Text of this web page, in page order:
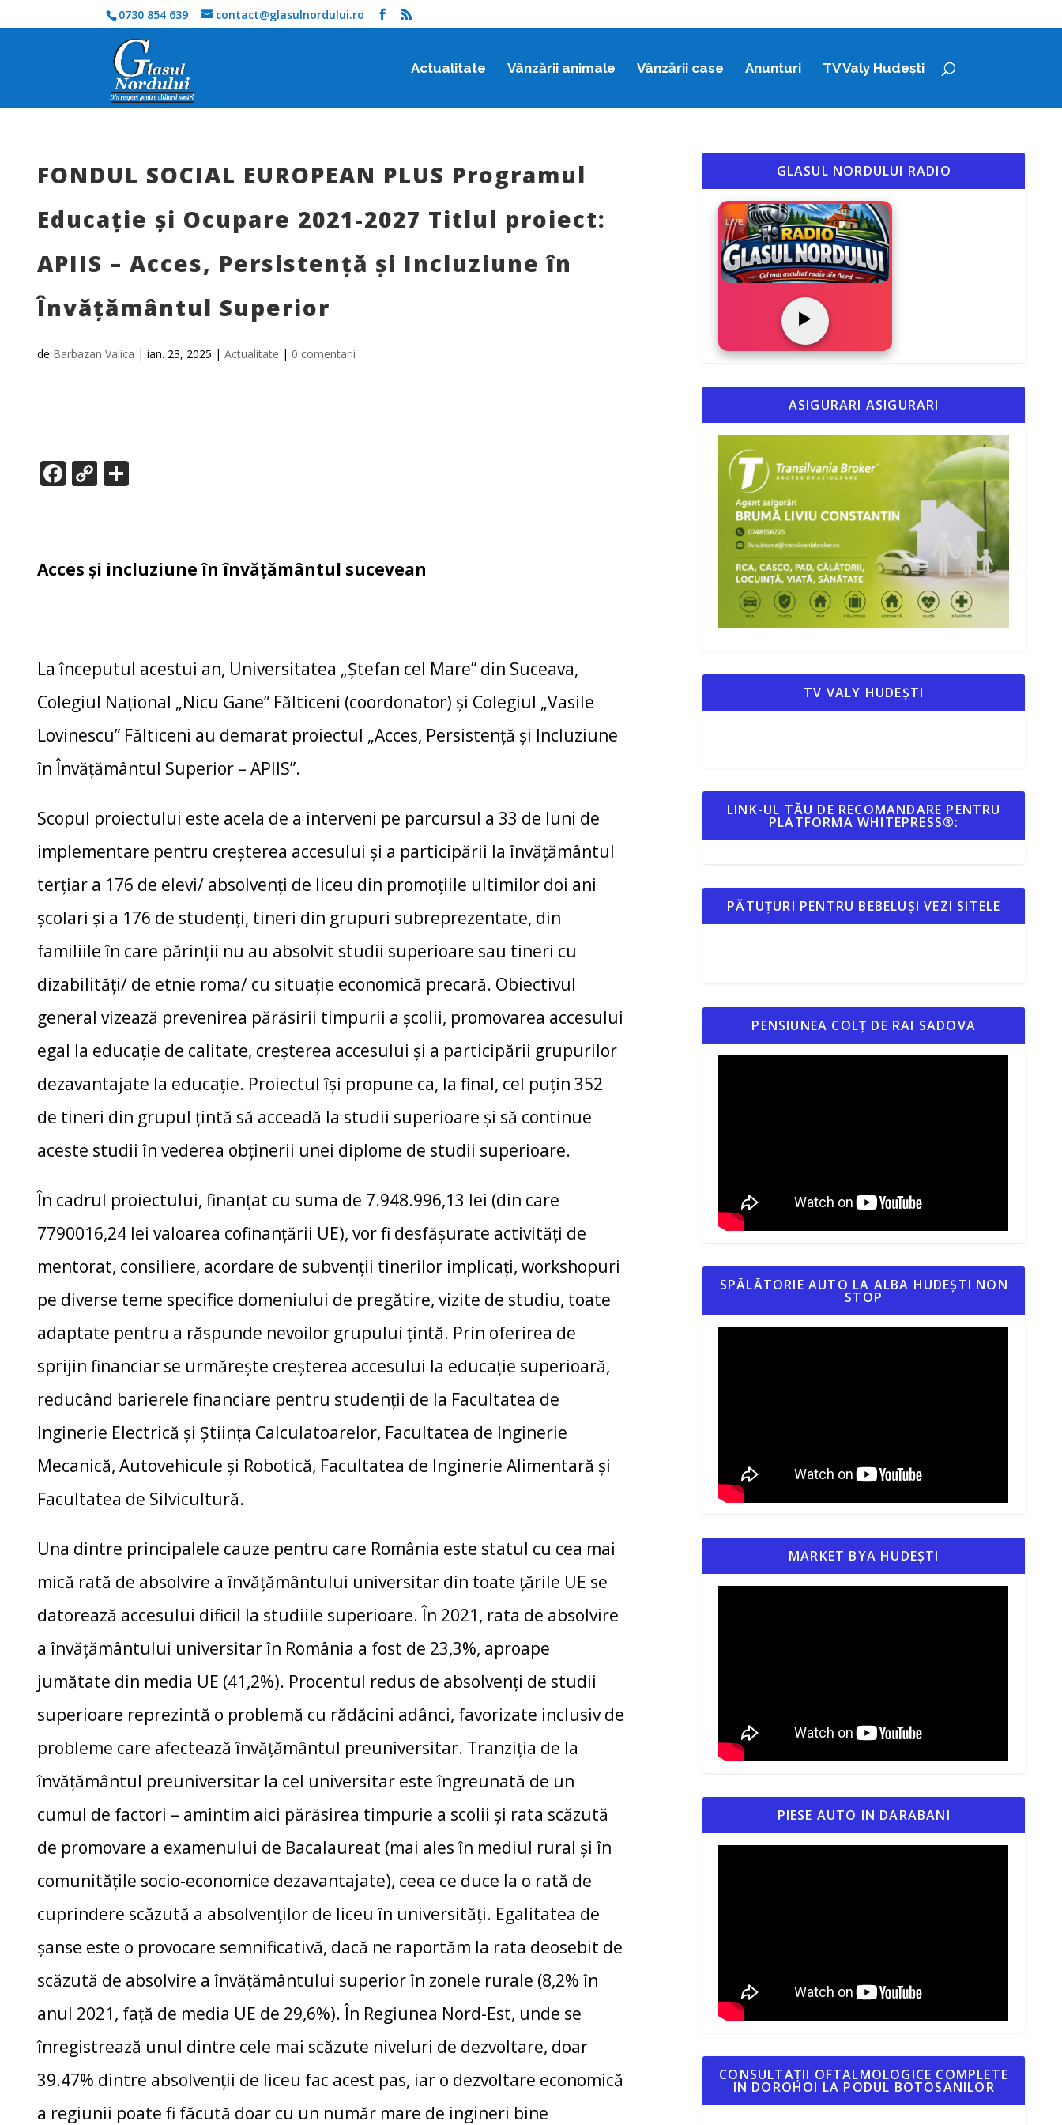
0730 854 639 contact@glasulnordului.ro
Actualitate Vânzării animale Vânzării case Anunturi TV Valy Hudești
FONDUL SOCIAL EUROPEAN PLUS Programul
Educație și Ocupare 2021-2027 Titlul proiect:
APIIS – Acces, Persistență și Incluziune în
Învățământul Superior
de Barbazan Valica |ian. 23, 2025 |Actualitate | 0 comentarii
F
o
C
Li az
Acces și incluziune în învățământul sucevean
La începutul acestui an, Universitatea „Ștefan cel Mare” din Suceava,
Colegiul Național „Nicu Gane” Fălticeni (coordonator) și Colegiul „Vasile
Lovinescu” Fălticeni au demarat proiectul „Acces, Persistență și Incluziune
în Învățământul Superior – APIIS”.
Scopul proiectului este acela de a interveni pe parcursul a 33 de luni de
implementare pentru creșterea accesului și a participării la învățământul
terțiar a 176 de elevi/ absolvenți de liceu din promoțiile ultimilor doi ani
școlari și a 176 de studenți, tineri din grupuri subreprezentate, din
familiile în care părinții nu au absolvit studii superioare sau tineri cu
dizabilități/ de etnie roma/ cu situație economică precară. Obiectivul
general vizează prevenirea părăsirii timpurii a școlii, promovarea accesului
egal la educație de calitate, creșterea accesului și a participării grupurilor
dezavantajate la educație. Proiectul își propune ca, la final, cel puțin 352
de tineri din grupul țintă să acceadă la studii superioare și să continue
aceste studii în vederea obținerii unei diplome de studii superioare.
În cadrul proiectului, finanțat cu suma de 7.948.996,13 lei (din care
7790016,24 lei valoarea cofinanțării UE), vor fi desfășurate activități de
mentorat, consiliere, acordare de subvenții tinerilor implicați, workshopuri
pe diverse teme specifice domeniului de pregătire, vizite de studiu, toate
adaptate pentru a răspunde nevoilor grupului țintă. Prin oferirea de
sprijin financiar se urmărește creșterea accesului la educație superioară,
reducând barierele financiare pentru studenții de la Facultatea de
Inginerie Electrică și Știința Calculatoarelor, Facultatea de Inginerie
Mecanică, Autovehicule și Robotică, Facultatea de Inginerie Alimentară și
Facultatea de Silvicultură.
Una dintre principalele cauze pentru care România este statul cu cea mai
mică rată de absolvire a învăţământului universitar din toate țările UE se
datorează accesului dificil la studiile superioare. În 2021, rata de absolvire
a învăţământului universitar în România a fost de 23,3%, aproape
jumătate din media UE (41,2%). Procentul redus de absolvenți de studii
superioare reprezintă o problemă cu rădăcini adânci, favorizate inclusiv de
probleme care afectează învățământul preuniversitar. Tranziția de la
învățământul preuniversitar la cel universitar este îngreunată de un
cumul de factori – amintim aici părăsirea timpurie a scolii și rata scăzută
de promovare a examenului de Bacalaureat (mai ales în mediul rural și în
comunitățile socio-economice dezavantajate), ceea ce duce la o rată de
cuprindere scăzută a absolvenților de liceu în universități. Egalitatea de
șanse este o provocare semnificativă, dacă ne raportăm la rata deosebit de
scăzută de absolvire a învăţământului superior în zonele rurale (8,2% în
anul 2021, față de media UE de 29,6%). În Regiunea Nord-Est, unde se
înregistrează unul dintre cele mai scăzute niveluri de dezvoltare, doar
39.47% dintre absolvenții de liceu fac acest pas, iar o dezvoltare economică
a regiunii poate fi făcută doar cu un număr mare de ingineri bine
GLASUL NORDULUI RADIO
LIVE
▶️
ASIGURARI ASIGURARI
TV VALY HUDEȘTI
LINK-UL TĂU DE RECOMANDARE PENTRU
PLATFORMA WHITEPRESS®:
PĂTUȚURI PENTRU BEBELUȘI VEZI SITELE
PENSIUNEA COLȚ DE RAI SADOVA
SPĂLĂTORIE AUTO LA ALBA HUDEȘTI NON
STOP
MARKET BYA HUDEȘTI
PIESE AUTO IN DARABANI
CONSULTAȚII OFTALMOLOGICE COMPLETE
IN DOROHOI LA PODUL BOTOSANILOR